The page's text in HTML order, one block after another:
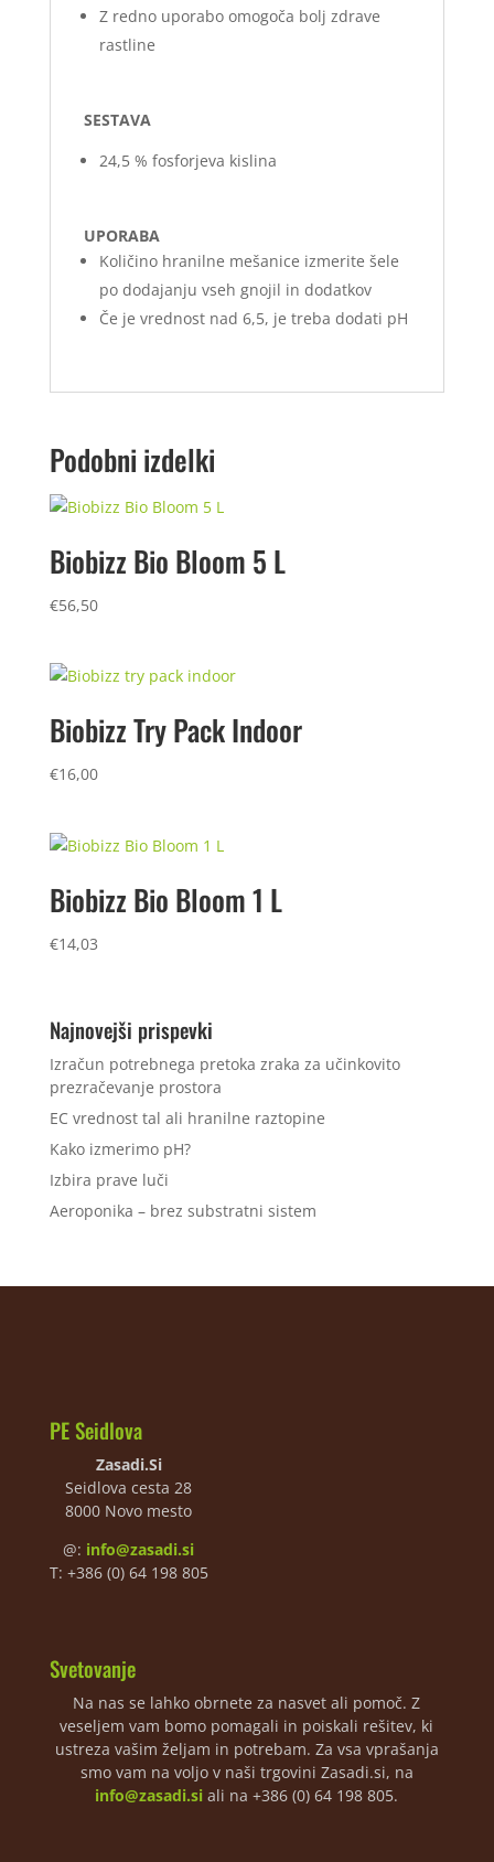
Z redno uporabo omogoča bolj zdrave
rastline
SESTAVA
24,5 % fosforjeva kislina
UPORABA
Količino hranilne mešanice izmerite šele
po dodajanju vseh gnojil in dodatkov
Če je vrednost nad 6,5, je treba dodati pH
Podobni izdelki
Biobizz Bio Bloom 5 L
€56,50
Biobizz Try Pack Indoor
€16,00
Biobizz Bio Bloom 1 L
€14,03
Najnovejši prispevki
Izračun potrebnega pretoka zraka za učinkovito
prezračevanje prostora
EC vrednost tal ali hranilne raztopine
Kako izmerimo pH?
Izbira prave luči
Aeroponika – brez substratni sistem
PE Seidlova
Zasadi.Si
Seidlova cesta 28
8000 Novo mesto
@: info@zasadi.si
T: +386 (0) 64 198 805
Svetovanje
Na nas se lahko obrnete za nasvet ali pomoč. Z
veseljem vam bomo pomagali in poiskali rešitev, ki
ustreza vašim željam in potrebam. Za vsa vprašanja
smo vam na voljo v naši trgovini Zasadi.si, na
info@zasadi.si ali na +386 (0) 64 198 805.